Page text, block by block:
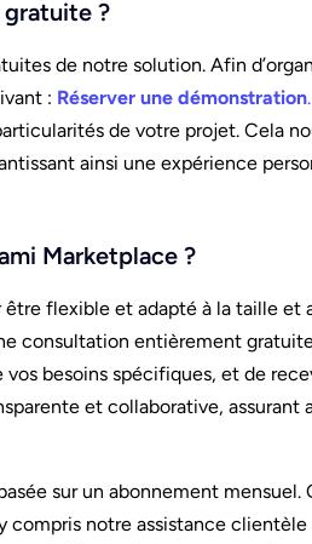
?
de notre solution. Afin
: Réserver une démonstration.
de votre projet. Cela
ainsi une expérience
Marketplace ?
flexible et adapté à la taille et
consultation entièrement
besoins spécifiques, et de
et collaborative,
sur un abonnement
notre assistance